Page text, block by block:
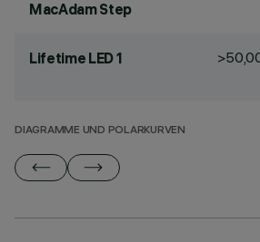
MacAdam Step
Lifetime LED 1
DIAGRAMME UND POLARKURVEN